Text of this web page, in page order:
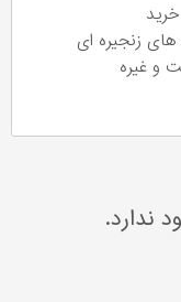
زنجیره ای
و غیره
ندارد.